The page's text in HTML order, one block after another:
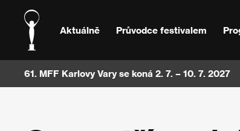
Aktuálně Průvodce festivalem
61. MFF Karlovy Vary se koná 2. 7. – 10. 7. 2027